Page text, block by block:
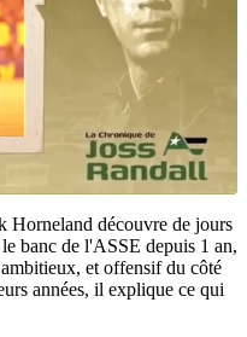
Horneland découvre de jours
banc de l'ASSE depuis 1 an,
et offensif du côté
années, il explique ce qui